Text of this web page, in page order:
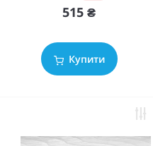
515 ₴
Купити